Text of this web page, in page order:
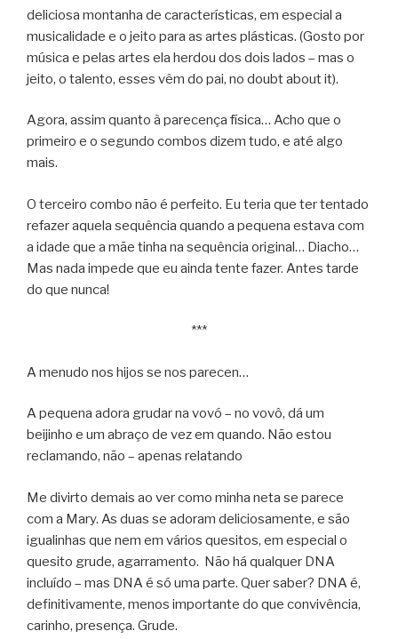
deliciosa montanha de características, em especial a
musicalidade e o jeito para as artes plásticas. (Gosto por
música e pelas artes ela herdou dos dois lados – mas o
jeito, o talento, esses vêm do pai, no doubt about it).
Agora, assim quanto à parecença física… Acho que o
primeiro e o segundo combos dizem tudo, e até algo
mais.
O terceiro combo não é perfeito. Eu teria que ter tentado
refazer aquela sequência quando a pequena estava com
a idade que a mãe tinha na sequência original… Diacho…
Mas nada impede que eu ainda tente fazer. Antes tarde
do que nunca!
***
A menudo nos hijos se nos parecen…
A pequena adora grudar na vovó – no vovô, dá um
beijinho e um abraço de vez em quando. Não estou
reclamando, não – apenas relatando
Me divirto demais ao ver como minha neta se parece
com a Mary. As duas se adoram deliciosamente, e são
igualinhas que nem em vários quesitos, em especial o
quesito grude, agarramento. Não há qualquer DNA
incluído – mas DNA é só uma parte. Quer saber? DNA é,
definitivamente, menos importante do que convivência,
carinho, presença. Grude.